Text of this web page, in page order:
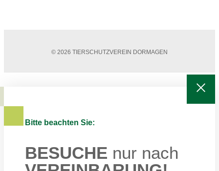
© 2026 TIERSCHUTZVEREIN DORMAGEN
Bitte beachten Sie:
BESUCHE nur nach